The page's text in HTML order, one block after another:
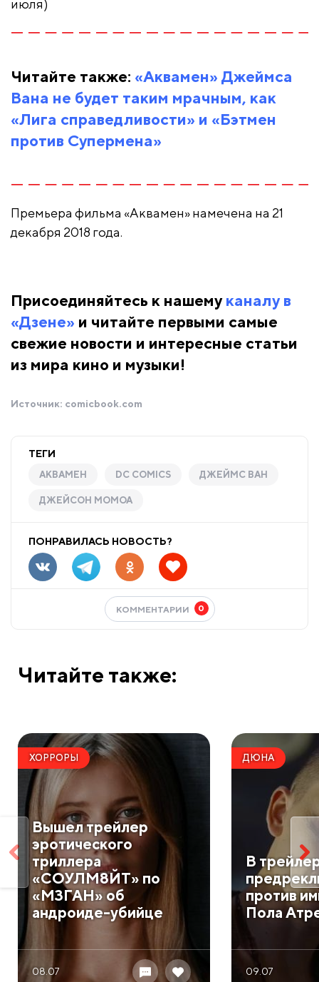
июля)
Читайте также: «Аквамен» Джеймса
Вана не будет таким мрачным, как
«Лига справедливости» и «Бэтмен
против Супермена»
Премьера фильма «Аквамен» намечена на 21
декабря 2018 года.
Присоединяйтесь к нашемуканалу в
«Дзене» и читайте первыми самые
свежие новости и интересные статьи
из мира кино и музыки!
Источник: comicbook.com
ТЕГИ
АКВАМЕН DC COMICS ДЖЕЙМС ВАН
ДЖЕЙСОН МОМОА
ПОНРАВИЛАСЬ НОВОСТЬ?
КОММЕНТАРИИ 0
Читайте также:
ХОРРОРЫ
Вышел трейлер
эротического
триллера
«СОУЛМ8ЙТ» по
«М3ГАН» об
андроиде-убийце
08.07
ДЮНА
В
против
Пола
09.07